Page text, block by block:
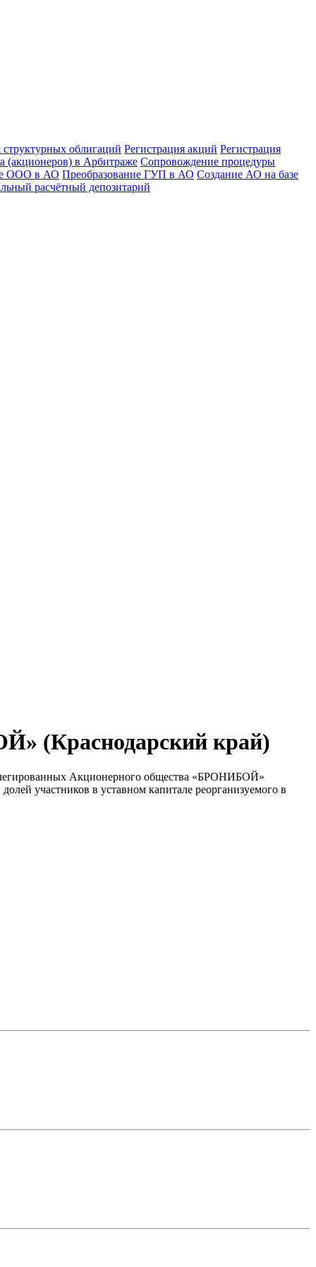
облигаций Регистрация акций Регистрация
(акционеров) в Арбитраже Сопровождение процедуры
ООО в АО Преобразование ГУП в АО Создание АО на базе
расчётный депозитарий
(Краснодарский край)
Акционерного общества «БРОНИБОЙ»
участников в уставном капитале реорганизуемого в